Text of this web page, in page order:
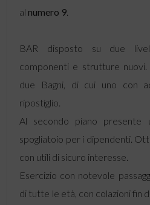
al numero 9.
BAR disposto su due
componenti e strutture
due Bagni, di cui uno con
ripostiglio.
Al secondo piano presente
spogliatoio per i dipendenti.
con utili di sicuro interesse.
Esercizio con notevole
di tutte le età, con colazioni fin